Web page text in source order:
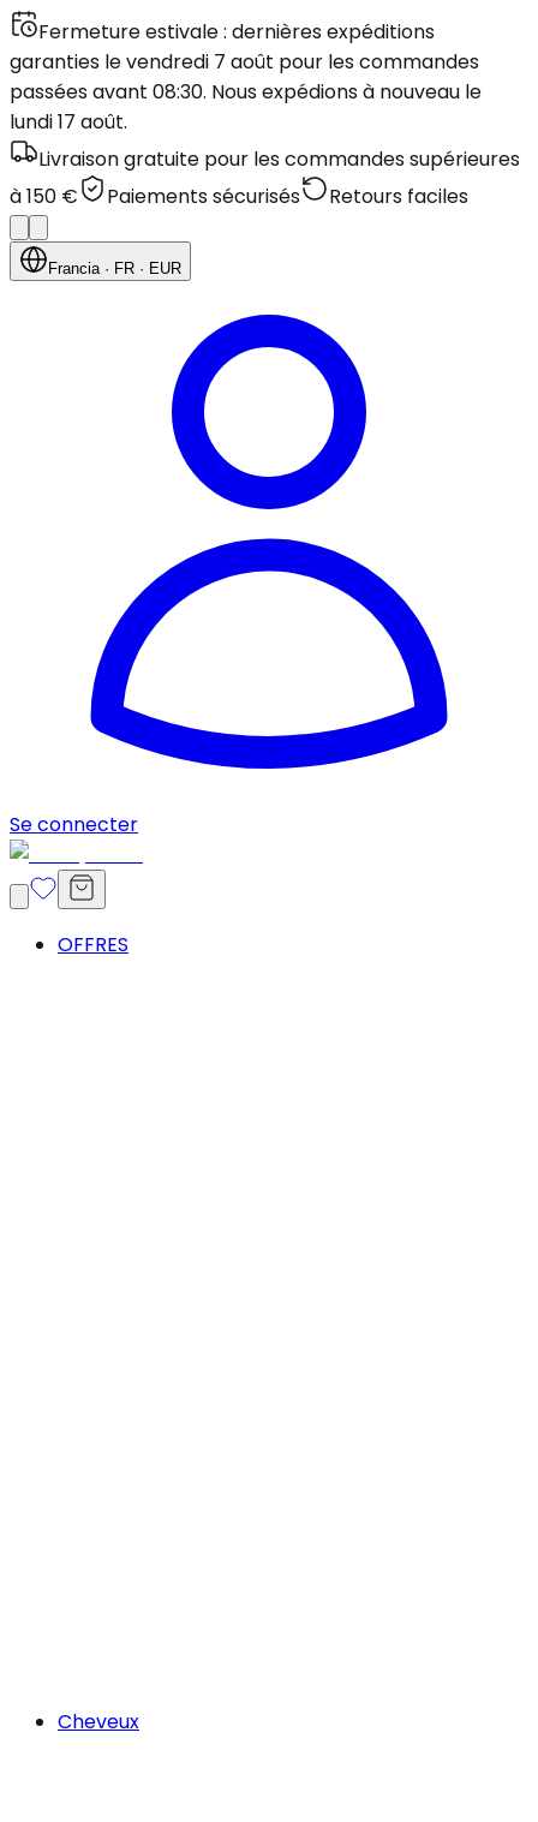
Fermeture estivale : dernières expéditions
garanties le vendredi 7 août pour les commandes
passées avant 08:30. Nous expédions à nouveau le
lundi 17 août.
Livraison gratuite pour les commandes supérieures
à 150 €
Paiements sécurisés Retours faciles
Francia· FR · EUR
Se connecter
OFFRES
Cheveux